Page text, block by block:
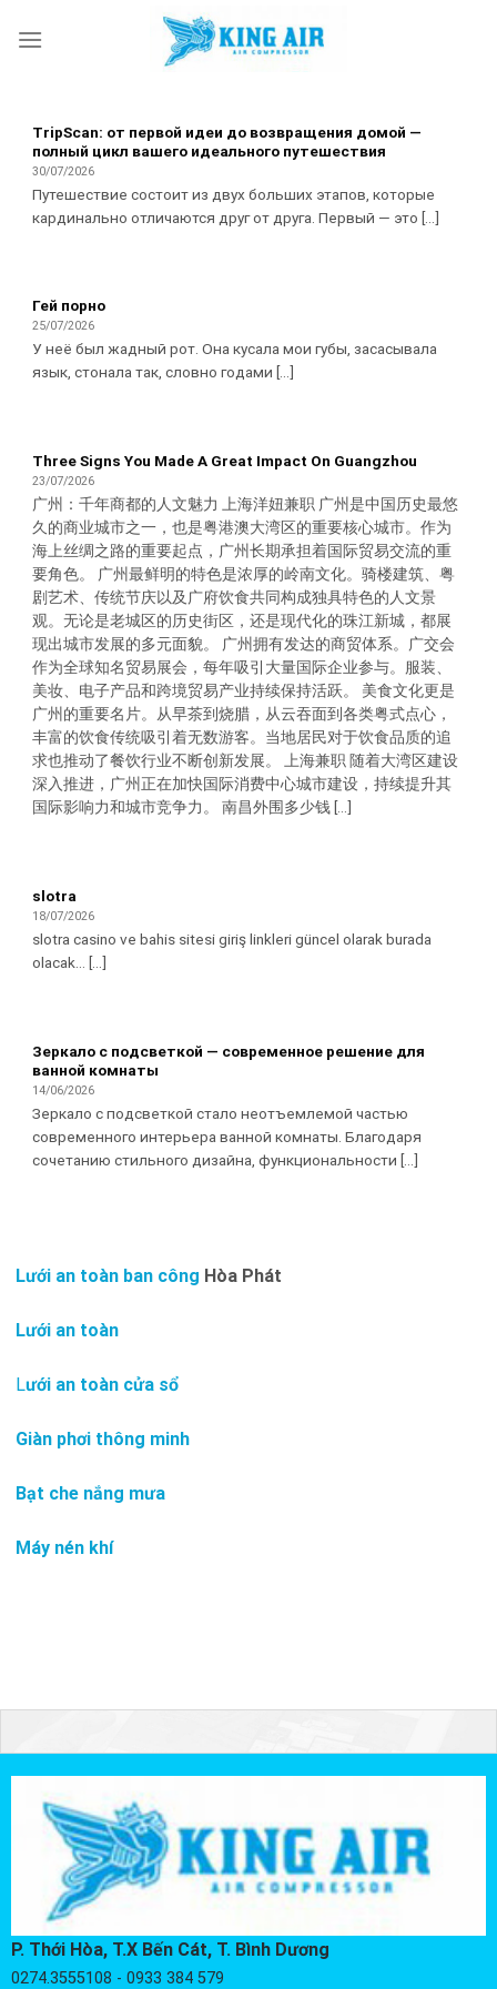
TripScan: от первой идеи до возвращения домой —
полный цикл вашего идеального путешествия
30/07/2026
Путешествие состоит из двух больших этапов, которые
кардинально отличаются друг от друга. Первый — это [...]
Гей порно
25/07/2026
У неё был жадный рот. Она кусала мои губы, засасывала
язык, стонала так, словно годами [...]
Three Signs You Made A Great Impact On Guangzhou
23/07/2026
广州：千年商都的人文魅力 上海洋妞兼职 广州是中国历史最悠
久的商业城市之一，也是粤港澳大湾区的重要核心城市。作为
海上丝绸之路的重要起点，广州长期承担着国际贸易交流的重
要角色。 广州最鲜明的特色是浓厚的岭南文化。骑楼建筑、粤
剧艺术、传统节庆以及广府饮食共同构成独具特色的人文景
观。无论是老城区的历史街区，还是现代化的珠江新城，都展
现出城市发展的多元面貌。 广州拥有发达的商贸体系。广交会
作为全球知名贸易展会，每年吸引大量国际企业参与。服装、
美妆、电子产品和跨境贸易产业持续保持活跃。 美食文化更是
广州的重要名片。从早茶到烧腊，从云吞面到各类粤式点心，
丰富的饮食传统吸引着无数游客。当地居民对于饮食品质的追
求也推动了餐饮行业不断创新发展。 上海兼职 随着大湾区建设
深入推进，广州正在加快国际消费中心城市建设，持续提升其
国际影响力和城市竞争力。 南昌外围多少钱 [...]
slotra
18/07/2026
slotra casino ve bahis sitesi giriş linkleri güncel olarak burada
olacak… [...]
Зеркало с подсветкой — современное решение для
ванной комнаты
14/06/2026
Зеркало с подсветкой стало неотъемлемой частью
современного интерьера ванной комнаты. Благодаря
сочетанию стильного дизайна, функциональности [...]
Lưới an toàn ban công Hòa Phát
Lưới an toàn
Lưới an toàn cửa sổ
Giàn phơi thông minh
Bạt che nắng mưa
Máy nén khí
P. Thới Hòa, T.X Bến Cát, T. Bình Dương
0274.3555108 - 0933 384 579